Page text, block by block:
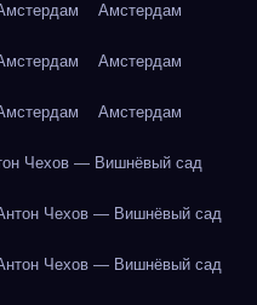
Амстердам
Амстердам
Амстердам
Чехов — Вишнёвый сад
Чехов — Вишнёвый сад
Чехов — Вишнёвый сад